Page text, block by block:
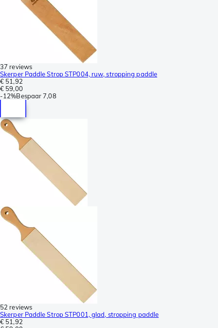
37 reviews
Skerper Paddle Strop STP004, ruw, stropping paddle
€ 51,92
€ 59,00
-12%Bespaar 7,08
52 reviews
Skerper Paddle Strop STP001, glad, stropping paddle
€ 51,92